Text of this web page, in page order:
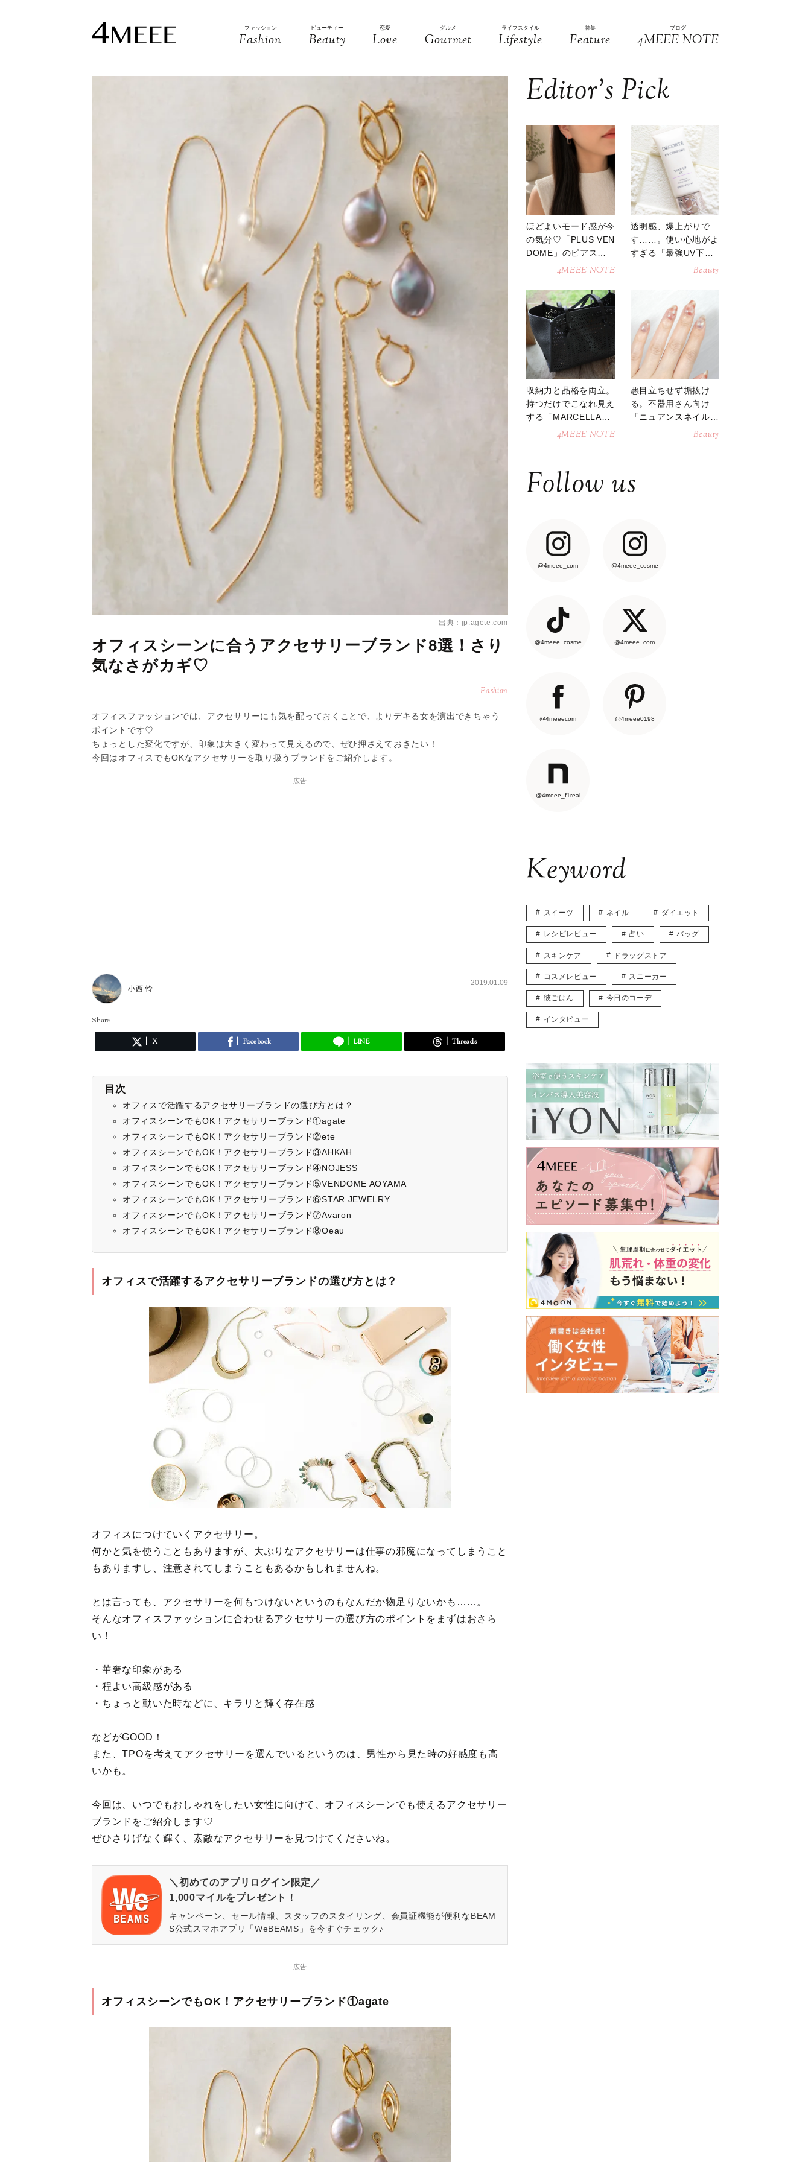
ファッション
Fashion
ビューティー
Beauty
恋愛
Love
グルメ
Gourmet
ライフスタイル
Lifestyle
特集
Feature
ブログ
4MEEE NOTE
出典：jp.agete.com
オフィスシーンに合うアクセサリーブランド8選！さり
気なさがカギ♡
Fashion
オフィスファッションでは、アクセサリーにも気を配っておくことで、よりデキる女を演出できちゃう
ポイントです♡
ちょっとした変化ですが、印象は大きく変わって見えるので、ぜひ押さえておきたい！
今回はオフィスでもOKなアクセサリーを取り扱うブランドをご紹介します。
― 広告 ―
小西 怜
2019.01.09
Share
X Facebook LINE Threads
目次
オフィスで活躍するアクセサリーブランドの選び方とは？
オフィスシーンでもOK！アクセサリーブランド①agate
オフィスシーンでもOK！アクセサリーブランド②ete
オフィスシーンでもOK！アクセサリーブランド③AHKAH
オフィスシーンでもOK！アクセサリーブランド④NOJESS
オフィスシーンでもOK！アクセサリーブランド⑤VENDOME AOYAMA
オフィスシーンでもOK！アクセサリーブランド⑥STAR JEWELRY
オフィスシーンでもOK！アクセサリーブランド⑦Avaron
オフィスシーンでもOK！アクセサリーブランド⑧Oeau
オフィスで活躍するアクセサリーブランドの選び方とは？
オフィスにつけていくアクセサリー。
何かと気を使うこともありますが、大ぶりなアクセサリーは仕事の邪魔になってしまうこと
もありますし、注意されてしまうこともあるかもしれませんね。
とは言っても、アクセサリーを何もつけないというのもなんだか物足りないかも……。
そんなオフィスファッションに合わせるアクセサリーの選び方のポイントをまずはおさら
い！
・華奢な印象がある
・程よい高級感がある
・ちょっと動いた時などに、キラリと輝く存在感
などがGOOD！
また、TPOを考えてアクセサリーを選んでいるというのは、男性から見た時の好感度も高
いかも。
今回は、いつでもおしゃれをしたい女性に向けて、オフィスシーンでも使えるアクセサリー
ブランドをご紹介します♡
ぜひさりげなく輝く、素敵なアクセサリーを見つけてくださいね。
＼初めてのアプリログイン限定／
1,000マイルをプレゼント！
キャンペーン、セール情報、スタッフのスタイリング、会員証機能が便利なBEAM
S公式スマホアプリ「WeBEAMS」を今すぐチェック♪
― 広告 ―
オフィスシーンでもOK！アクセサリーブランド①agate
Editor’s Pick
ほどよいモード感が今
の気分♡「PLUS VEN
DOME」のピアスが
4MEEE NOTE
透明感、爆上がりで
す……。使い心地がよ
すぎる「最強UV下
Beauty
収納力と品格を両立。
持つだけでこなれ見え
する「MARCELLAト
ートバッグ」4MEEE NOTE
悪目立ちせず垢抜け
る。不器用さん向け
「ニュアンスネイル」
Beauty
Follow us
@4meee_com @4meee_cosme
@4meee_cosme @4meee_com
@4meeecom @4meee0198
@4meee_f1real
Keyword
スイーツ ネイル ダイエット
レシピレビュー 占い バッグ
スキンケア ドラッグストア
コスメレビュー スニーカー
彼ごはん 今日のコーデ
インタビュー